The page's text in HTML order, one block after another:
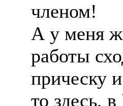
членом!
А у меня
работы
прическу
то здесь,